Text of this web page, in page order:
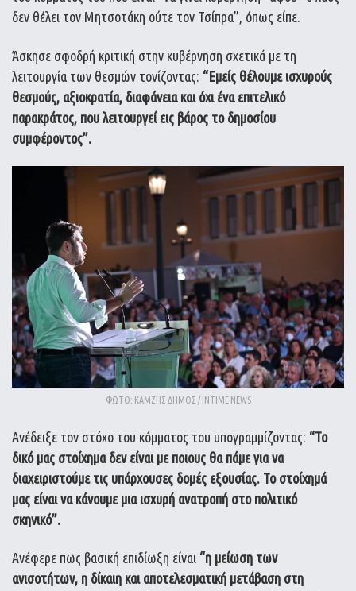
δεν θέλει τον Μητσοτάκη ούτε τον Τσίπρα”, όπως είπε.
Άσκησε σφοδρή κριτική στην κυβέρνηση σχετικά με τη
λειτουργία των θεσμών τονίζοντας: “Εμείς θέλουμε ισχυρούς
θεσμούς, αξιοκρατία, διαφάνεια και όχι ένα επιτελικό
παρακράτος, που λειτουργεί εις βάρος το δημοσίου
συμφέροντος”.
ΦΩΤΟ: ΚΑΜΖΗΣ ΔΗΜΟΣ / INTIME NEWS
Ανέδειξε τον στόχο του κόμματος του υπογραμμίζοντας: “Το
δικό μας στοίχημα δεν είναι με ποιους θα πάμε για να
διαχειριστούμε τις υπάρχουσες δομές εξουσίας. Το στοίχημά
μας είναι να κάνουμε μια ισχυρή ανατροπή στο πολιτικό
σκηνικό”.
Ανέφερε πως βασική επιδίωξη είναι “η μείωση των
ανισοτήτων, η δίκαιη και αποτελεσματική μετάβαση στη